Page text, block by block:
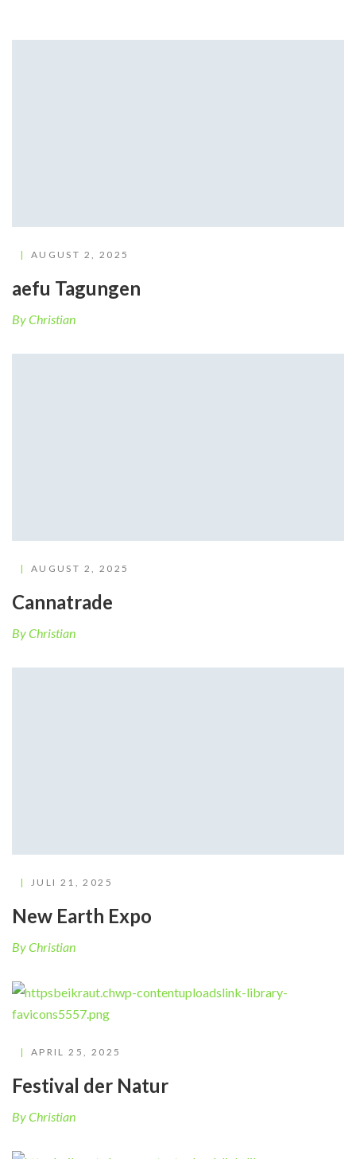
AUGUST 2, 2025
aefu Tagungen
By Christian
AUGUST 2, 2025
Cannatrade
By Christian
JULI 21, 2025
New Earth Expo
By Christian
APRIL 25, 2025
Festival der Natur
By Christian